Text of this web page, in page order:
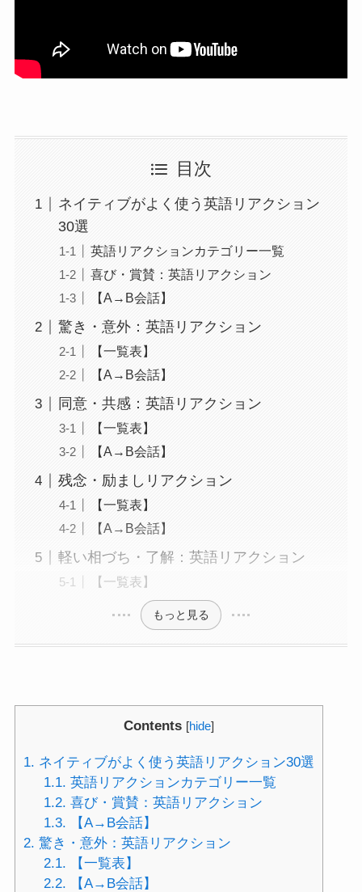
目次
ネイティブがよく使う英語リアクション
30選
英語リアクションカテゴリー一覧
喜び・賞賛：英語リアクション
【A→B会話】
驚き・意外：英語リアクション
【一覧表】
【A→B会話】
同意・共感：英語リアクション
【一覧表】
【A→B会話】
残念・励ましリアクション
【一覧表】
【A→B会話】
軽い相づち・了解：英語リアクション
【一覧表】
もっと見る
Contents [hide]
1. ネイティブがよく使う英語リアクション30選
1.1. 英語リアクションカテゴリー一覧
1.2. 喜び・賞賛：英語リアクション
1.3. 【A→B会話】
2. 驚き・意外：英語リアクション
2.1. 【一覧表】
2.2. 【A→B会話】